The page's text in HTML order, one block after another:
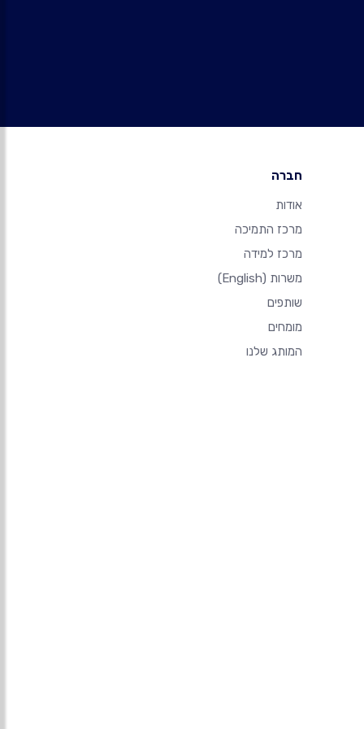
חברה
אודות
מרכז התמיכה
מרכז למידה
משרות (English)
שותפים
מומחים
המותג שלנו